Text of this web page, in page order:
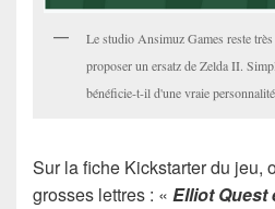
Le studio Ansimuz Games reste
proposer un ersatz de Zelda II.
bénéficie-t-il d'une vraie
Sur la fiche Kickstarter du jeu,
grosses lettres : « Elliot Quest